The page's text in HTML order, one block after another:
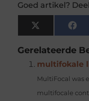
Goed artikel?
X
(Twitter)
Gerelateerde
multifokale
MultiFocal was
multifocale